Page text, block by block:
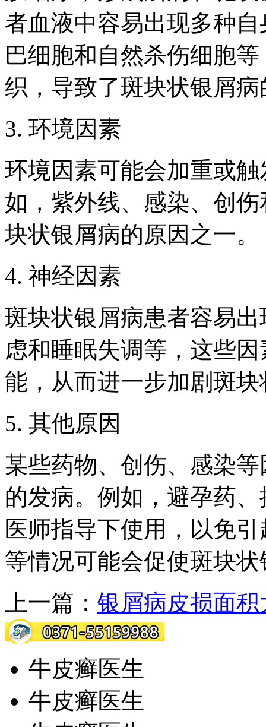
者血液中容易出现多种
巴细胞和自然杀伤细胞
织，导致了斑块状银屑
3. 环境因素
环境因素可能会加重或
如，紫外线、感染、创
块状银屑病的原因之一。
4. 神经因素
斑块状银屑病患者容易
虑和睡眠失调等，这些
能，从而进一步加剧斑
5. 其他原因
某些药物、创伤、感染
的发病。例如，避孕药
医师指导下使用，以免
等情况可能会促使斑块
上一篇： 银屑病皮损面积
牛皮癣医生
牛皮癣医生